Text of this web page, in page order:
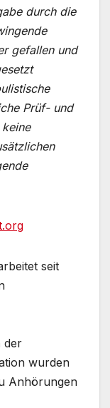
durch die
gefallen und
Prüf- und
seit
der
wurden
Anhörungen